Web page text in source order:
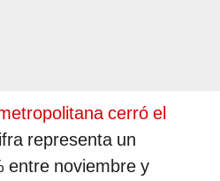
cerró el
representa un
entre noviembre y